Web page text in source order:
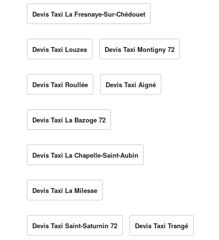
Devis Taxi La Fresnaye-Sur-Chédouet
Devis Taxi Louzes Devis Taxi Montigny 72
Devis Taxi Roullée Devis Taxi Aigné
Devis Taxi La Bazoge 72
Devis Taxi La Chapelle-Saint-Aubin
Devis Taxi La Milesse
Devis Taxi Saint-Saturnin 72 Devis Taxi Trangé